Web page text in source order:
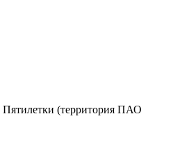
Пятилетки (территория ПАО